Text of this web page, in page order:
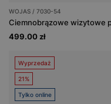
WOJAS / 7030-54
499.00 zł
Wyprzedaż
21%
Tylko online